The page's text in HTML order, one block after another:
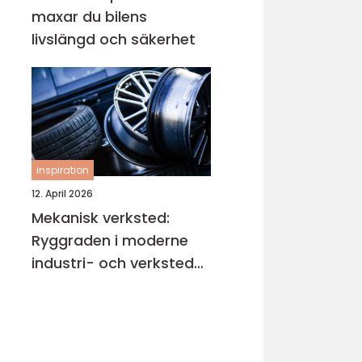
maxar du bilens
livslängd och säkerhet
inspiration
12. April 2026
Mekanisk verksted:
Ryggraden i moderne
industri- och verksted-